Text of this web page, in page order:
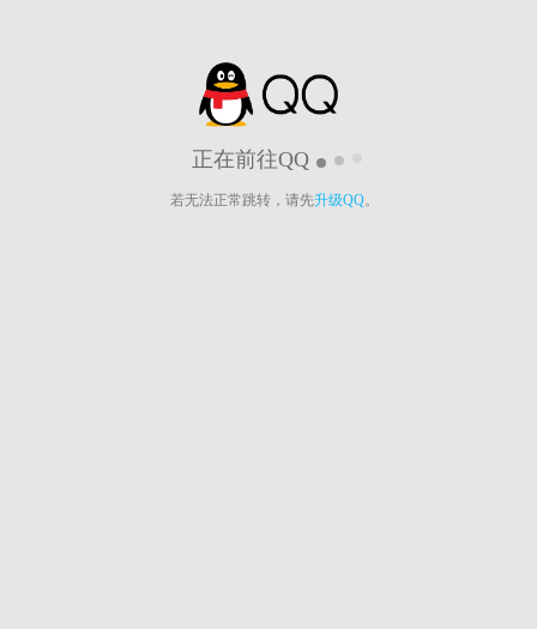
正在前往QQ
若无法正常跳转，请先升级QQ。